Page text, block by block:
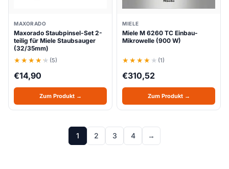
MAXORADO
Maxorado Staubpinsel-Set 2-
teilig für Miele Staubsauger
(32/35mm)
(5)
€14,90
Zum Produkt →
MIELE
Miele M 6260 TC Einbau-
Mikrowelle (900 W)
(1)
€310,52
Zum Produkt →
1 2 3 4 →